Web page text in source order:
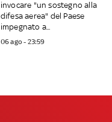
invocare "un sostegno alla
difesa aerea" del Paese
impegnato a...
06 ago - 23:59